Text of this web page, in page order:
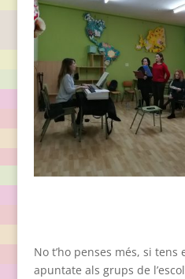
No t’ho penses més, si tens
apuntate als grups de